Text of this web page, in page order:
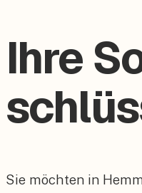
Ihre
Sie möchten in